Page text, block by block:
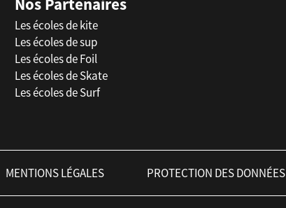
Nos Partenaires
Les écoles de kite
Les écoles de sup
Les écoles de Foil
Les écoles de Skate
Les écoles de Surf
MENTIONS LÉGALES PROTECTION DES DONNÉES